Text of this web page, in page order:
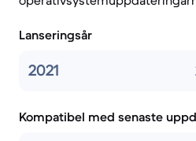
Lanseringsår
2021
Kompatibel med senaste